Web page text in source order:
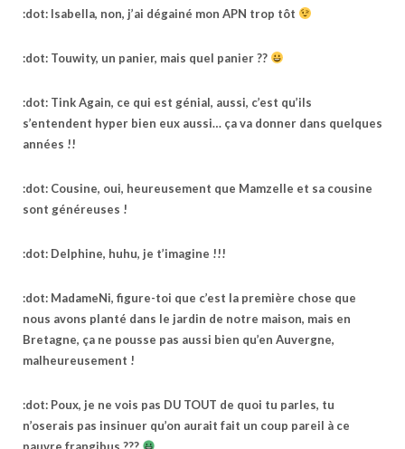
:dot: Isabella, non, j’ai dégainé mon APN trop tôt
:dot: Touwity, un panier, mais quel panier ??
:dot: Tink Again, ce qui est génial, aussi, c’est qu’ils
s’entendent hyper bien eux aussi… ça va donner dans quelques
années !!
:dot: Cousine, oui, heureusement que Mamzelle et sa cousine
sont généreuses !
:dot: Delphine, huhu, je t’imagine !!!
:dot: MadameNi, figure-toi que c’est la première chose que
nous avons planté dans le jardin de notre maison, mais en
Bretagne, ça ne pousse pas aussi bien qu’en Auvergne,
malheureusement !
:dot: Poux, je ne vois pas DU TOUT de quoi tu parles, tu
n’oserais pas insinuer qu’on aurait fait un coup pareil à ce